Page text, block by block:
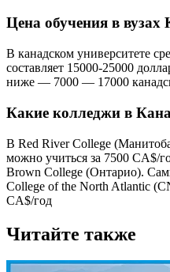
Цена обучения в вузах
В канадском университете
составляет 15000-25000
ниже — 7000 — 17000
Какие колледжи в
В Red River College
можно учиться за 7500 CA$/
Brown College (Онтарио).
College of the North Atlantic
CA$/год
Читайте также